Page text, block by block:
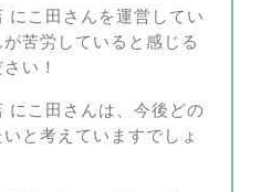
にこ田さんを運営してい
苦労していると感じる
い！
にこ田さんは、今後どの
と考えていますでしょ